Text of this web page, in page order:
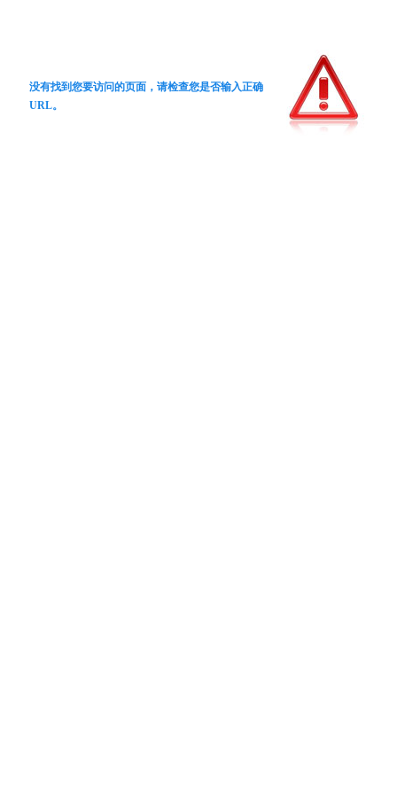
没有找到您要访问的页面，请检查您是否输入正确
URL。